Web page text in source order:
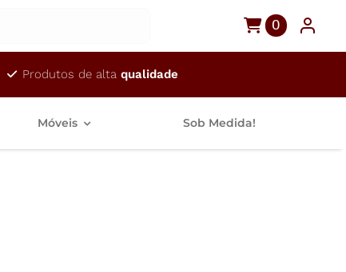
0
Produtos de altaqualidade
Móveis Sob Medida!